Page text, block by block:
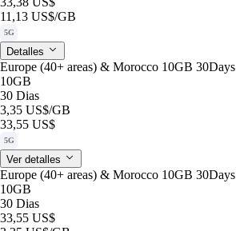
11,13 US$/GB
5G
Detalles
Europe (40+ areas) & Morocco 10GB 30Days
10GB
30 Dias
3,35 US$/GB
33,55 US$
5G
Ver detalles
Europe (40+ areas) & Morocco 10GB 30Days
10GB
30 Dias
33,55 US$